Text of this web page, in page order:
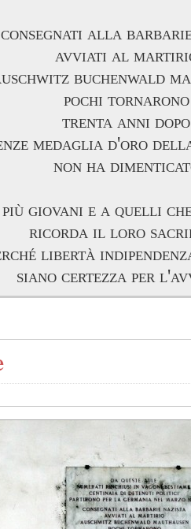
consegnati alla
avviati al
buchenwald
pochi tornarono
trenta anni dopo
medaglia d'oro
non ha
giovani e a quelli
ricorda il loro
libertà
siano certezza per